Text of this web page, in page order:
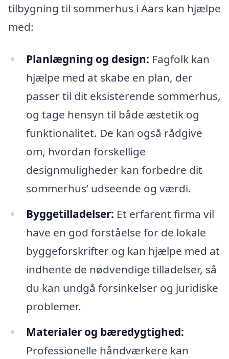
tilbygning til sommerhus i Aars kan hjælpe
med:
Planlægning og design: Fagfolk kan
hjælpe med at skabe en plan, der
passer til dit eksisterende sommerhus,
og tage hensyn til både æstetik og
funktionalitet. De kan også rådgive
om, hvordan forskellige
designmuligheder kan forbedre dit
sommerhus’ udseende og værdi.
Byggetilladelser: Et erfarent firma vil
have en god forståelse for de lokale
byggeforskrifter og kan hjælpe med at
indhente de nødvendige tilladelser, så
du kan undgå forsinkelser og juridiske
problemer.
Materialer og bæredygtighed:
Professionelle håndværkere kan